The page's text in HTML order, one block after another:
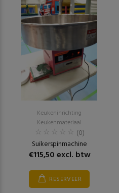
Keukeninrichting
Keukenmateriaal
(0)
Suikerspinmachine
€115,50 excl. btw
RESERVEER